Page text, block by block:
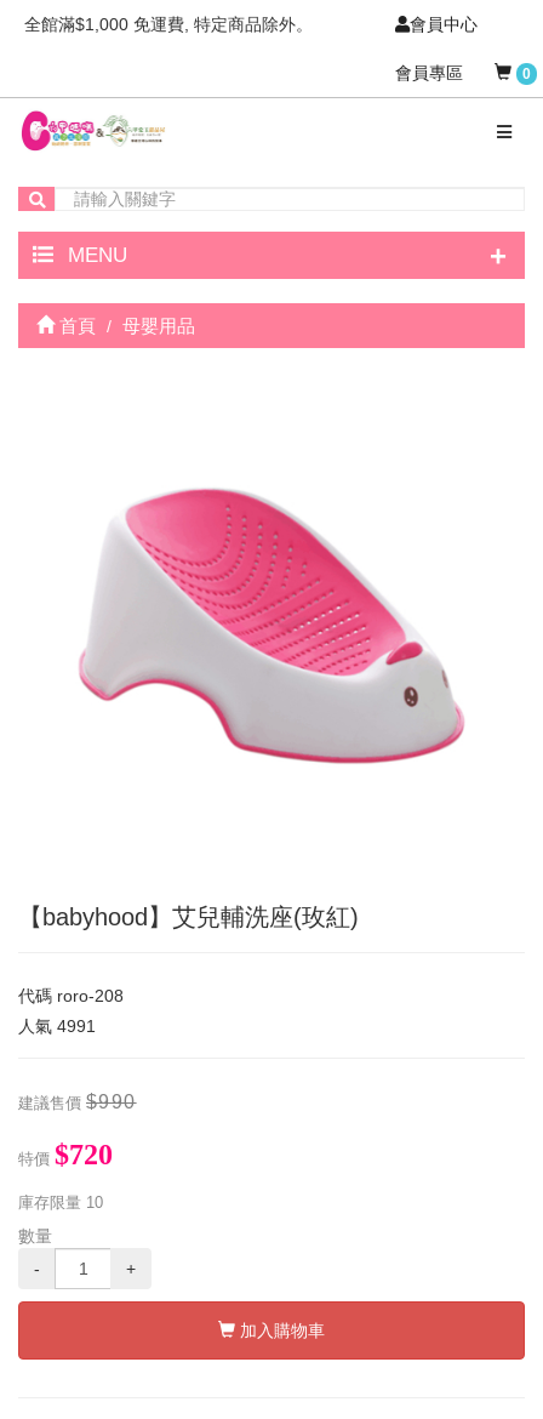
全館滿$1,000 免運費, 特定商品除外。 會員中心
會員專區 0
MENU +
首頁 母嬰用品
【babyhood】艾兒輔洗座(玫紅)
代碼 roro-208
人氣 4991
建議售價 $990
特價 $720
庫存限量 10
數量
-
+
加入購物車